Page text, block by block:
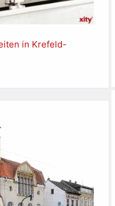
in Krefeld-